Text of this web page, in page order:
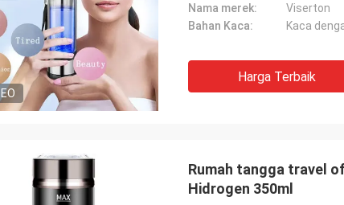
Nama merek:
Viserton
Bahan Kaca:
Kaca
Harga Terbaik
Rumah tangga travel
Hidrogen 350ml